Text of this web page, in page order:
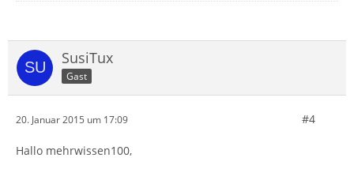
SusiTux
Gast
20. Januar 2015 um 17:09 #4
Hallo mehrwissen100,